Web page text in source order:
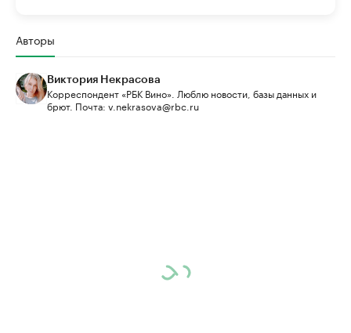
Авторы
Виктория Некрасова
Корреспондент «РБК Вино». Люблю новости, базы данных и
брют. Почта: v.nekrasova@rbc.ru